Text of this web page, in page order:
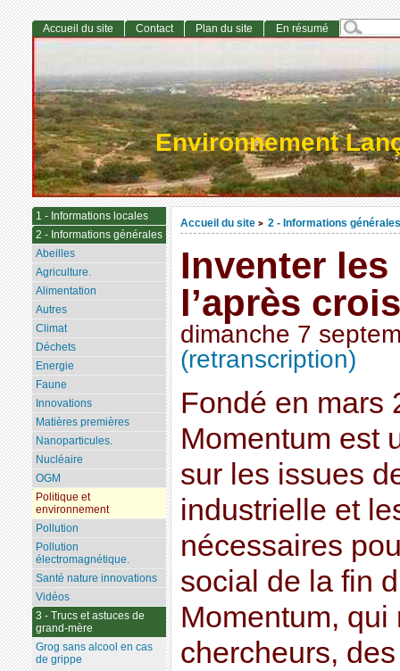
Environnement
Accueil du site > 2 - Informations générales
Inventer
l’après
dimanche 7
(retranscription)
Fondé en mars
Momentum est
sur les issues
industrielle et
nécessaires
social de la fin
Momentum, qui
chercheurs,
Accueil du site Contact Plan du site En résumé
1 - Informations locales
2 - Informations générales
Abeilles
Agriculture.
Alimentation
Autres
Climat
Déchets
Energie
Faune
Innovations
Matières premières
Nanoparticules.
Nucléaire
OGM
Politique et
environnement
Pollution
Pollution
électromagnétique.
Santé nature innovations
Vidéos
3 - Trucs et astuces de
grand-mère
Grog sans alcool en cas
de grippe